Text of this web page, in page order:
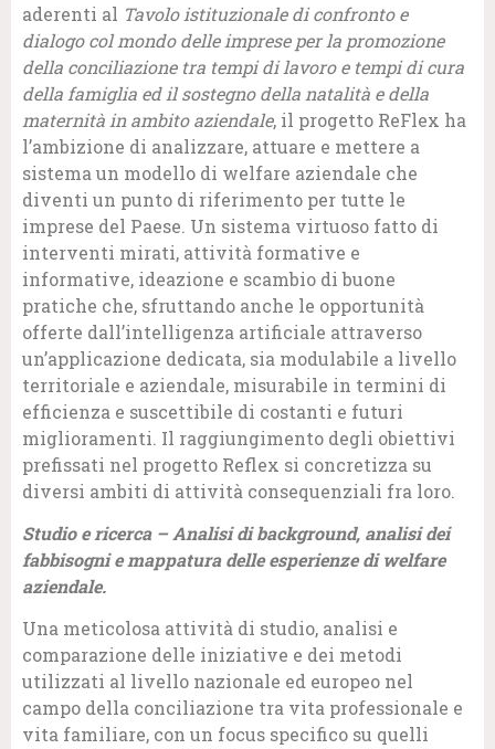
aderenti al Tavolo istituzionale di confronto e
dialogo col mondo delle imprese per la promozione
della conciliazione tra tempi di lavoro e tempi di cura
della famiglia ed il sostegno della natalità e della
maternità in ambito aziendale, il progetto ReFlex ha
l’ambizione di analizzare, attuare e mettere a
sistema un modello di welfare aziendale che
diventi un punto di riferimento per tutte le
imprese del Paese. Un sistema virtuoso fatto di
interventi mirati, attività formative e
informative, ideazione e scambio di buone
pratiche che, sfruttando anche le opportunità
offerte dall’intelligenza artificiale attraverso
un’applicazione dedicata, sia modulabile a livello
territoriale e aziendale, misurabile in termini di
efficienza e suscettibile di costanti e futuri
miglioramenti. Il raggiungimento degli obiettivi
prefissati nel progetto Reflex si concretizza su
diversi ambiti di attività consequenziali fra loro.
Studio e ricerca – Analisi di background, analisi dei
fabbisogni e mappatura delle esperienze di welfare
aziendale.
Una meticolosa attività di studio, analisi e
comparazione delle iniziative e dei metodi
utilizzati al livello nazionale ed europeo nel
campo della conciliazione tra vita professionale e
vita familiare, con un focus specifico su quelli